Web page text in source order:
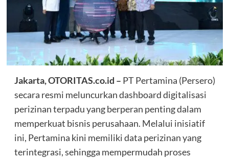
Jakarta, OTORITAS.co.id – PT Pertamina (Persero)
secara resmi meluncurkan dashboard digitalisasi
perizinan terpadu yang berperan penting dalam
memperkuat bisnis perusahaan. Melalui inisiatif
ini, Pertamina kini memiliki data perizinan yang
terintegrasi, sehingga mempermudah proses